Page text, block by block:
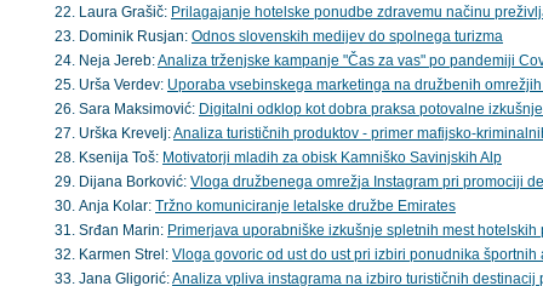
Laura Grašič: Prilagajanje hotelske ponudbe zdravemu načinu
Dominik Rusjan: Odnos slovenskih medijev do spolnega turizma
Neja Jereb:Analiza trženjske kampanje "Čas za vas" po pandemiji
Urša Verdev: Uporaba vsebinskega marketinga na družbenih
Sara Maksimović: Digitalni odklop kot dobra praksa potovalne
Urška Krevelj:Analiza turističnih produktov - primer mafijsko-
Ksenija Toš: Motivatorji mladih za obisk Kamniško Savinjskih Alp
Dijana Borković: Vloga družbenega omrežja Instagram pri promociji
Anja Kolar: Tržno komuniciranje letalske družbe Emirates
Srđan Marin: Primerjava uporabniške izkušnje spletnih mest
Karmen Strel: Vloga govoric od ust do ust pri izbiri ponudnika športnih
Jana Gligorić:Analiza vpliva instagrama na izbiro turističnih destinacij